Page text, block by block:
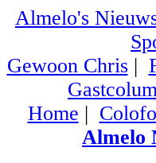
Almelo's
Gewoon Chris|
Home |
Almelo